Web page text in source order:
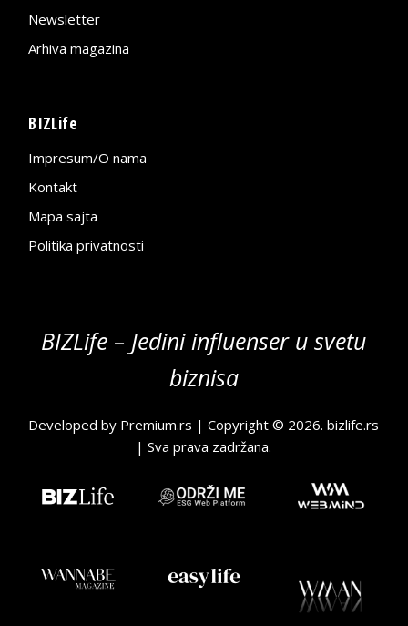
Newsletter
Arhiva magazina
BIZLife
Impresum/O nama
Kontakt
Mapa sajta
Politika privatnosti
BIZLife – Jedini influenser u svetu
biznisa
Developed by Premium.rs | Copyright © 2026.bizlife.rs
| Sva prava zadržana.